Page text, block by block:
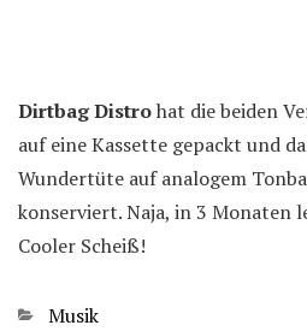
Dirtbag Distrohat die beiden
auf eine Kassette gepackt und
Wundertüte auf analogem
konserviert. Naja, in 3 Monaten
Cooler Scheiß!
Kategorien
Musik